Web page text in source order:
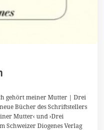
gehört meiner Mutter | Drei
Bücher des Schriftstellers
Mutter‹ und ›Drei
Schweizer Diogenes Verlag